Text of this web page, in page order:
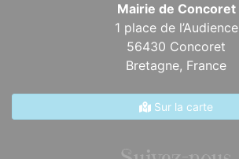
Mairie de Concoret
1 place de l’Audience
56430 Concoret
Bretagne, France
Sur la carte